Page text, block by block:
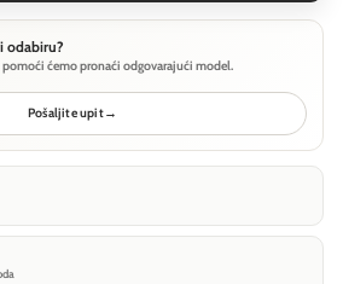
odabiru?
ćemo pronaći odgovarajući model.
Pošaljite upit→